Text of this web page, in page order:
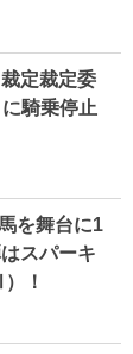
定裁定委
騎乗停止
を舞台に1
スパーキ
！